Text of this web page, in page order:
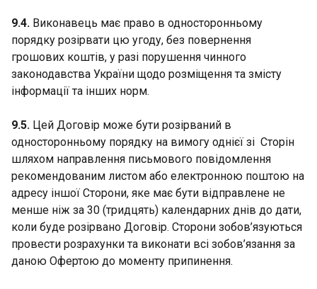
9.4. Виконавець має право в односторонньому
порядку розірвати цю угоду, без повернення
грошових коштів, у разі порушення чинного
законодавства України щодо розміщення та змісту
інформації та інших норм.
9.5. Цей Договір може бути розірваний в
односторонньому порядку на вимогу однієї зі Сторін
шляхом направлення письмового повідомлення
рекомендованим листом або електронною поштою на
адресу іншої Сторони, яке має бути відправлене не
менше ніж за 30 (тридцять) календарних днів до дати,
коли буде розірвано Договір. Сторони зобов’язуються
провести розрахунки та виконати всі зобов’язання за
даною Офертою до моменту припинення.